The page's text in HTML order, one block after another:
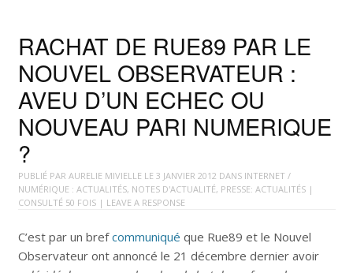
RACHAT DE RUE89 PAR LE
NOUVEL OBSERVATEUR :
AVEU D’UN ECHEC OU
NOUVEAU PARI NUMERIQUE
?
PUBLIÉ PAR AURELIE MIVIELLE LE 3 JANVIER 2012 DANS INTERNET /
NUMÉRIQUE : ACTUALITÉS, NOTES D'ACTUALITÉ, PRESSE: ACTUALITÉS|
CONSULTÉ 50 FOIS | LEAVE A RESPONSE
C’est par un brefcommuniqué que Rue89 et le Nouvel
Observateur ont annoncé le 21 décembre dernier avoir